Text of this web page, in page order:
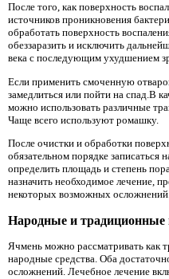
После того, как поверхность
источников проникновения
обработать поверхность
обеззаразить и исключить
века с последующим ухудшением
Если применить смоченную
замедлиться или пойти на спад.В
можно использовать различные
Чаще всего используют ромашку.
После очистки и обработки
обязательном порядке записаться
определить площадь и степень
назначить необходимое лечение,
некоторых возможных осложнений.
Народные и традиционные
Ячмень можно рассматривать как
народные средства. Оба
осложнений. Лечебное лечение